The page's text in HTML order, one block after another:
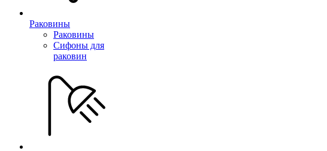
Раковины
Раковины
Сифоны для
раковин